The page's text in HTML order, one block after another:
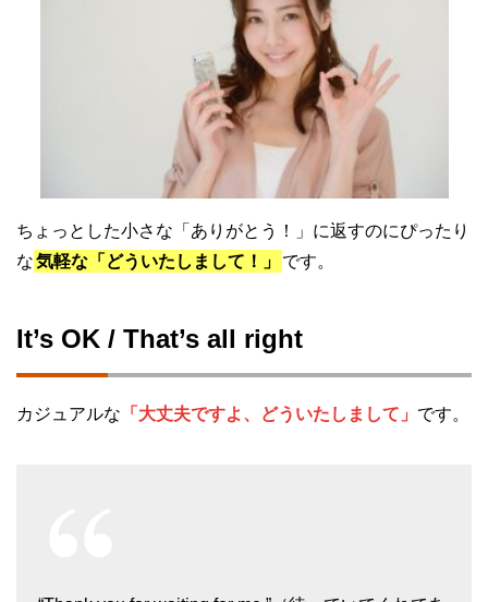
ちょっとした小さな「ありがとう！」に返すのにぴったり
な気軽な「どういたしまして！」 です。
It’s OK / That’s all right
カジュアルな 「大丈夫ですよ、どういたしまして」 です。